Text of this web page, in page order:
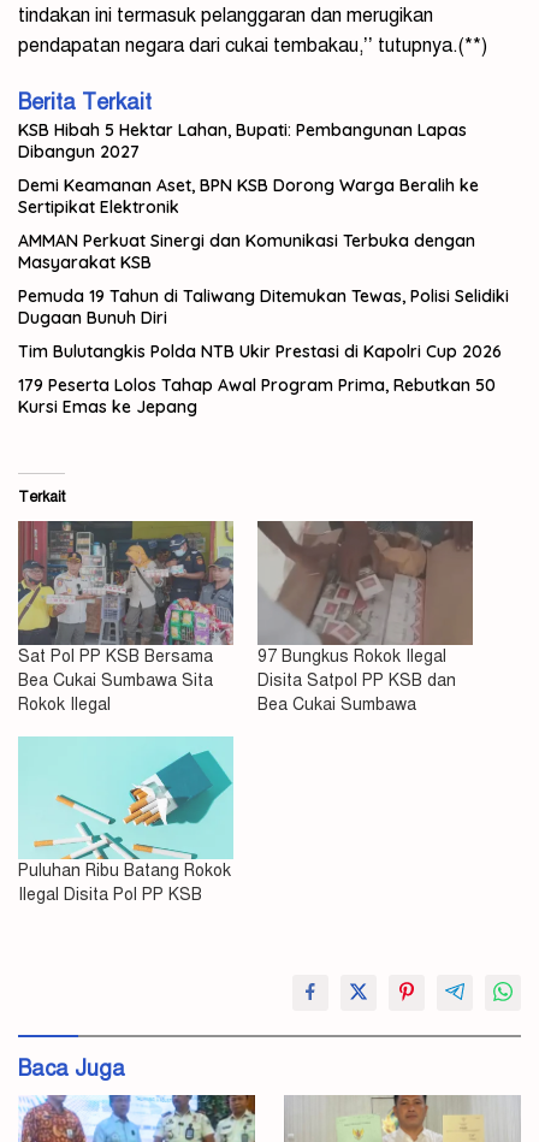
tindakan ini termasuk pelanggaran dan merugikan
pendapatan negara dari cukai tembakau,’’ tutupnya.(**)
Berita Terkait
KSB Hibah 5 Hektar Lahan, Bupati: Pembangunan Lapas
Dibangun 2027
Demi Keamanan Aset, BPN KSB Dorong Warga Beralih ke
Sertipikat Elektronik
AMMAN Perkuat Sinergi dan Komunikasi Terbuka dengan
Masyarakat KSB
Pemuda 19 Tahun di Taliwang Ditemukan Tewas, Polisi Selidiki
Dugaan Bunuh Diri
Tim Bulutangkis Polda NTB Ukir Prestasi di Kapolri Cup 2026
179 Peserta Lolos Tahap Awal Program Prima, Rebutkan 50
Kursi Emas ke Jepang
Terkait
Sat Pol PP KSB Bersama
Bea Cukai Sumbawa Sita
Rokok Ilegal
97 Bungkus Rokok Ilegal
Disita Satpol PP KSB dan
Bea Cukai Sumbawa
Puluhan Ribu Batang Rokok
Ilegal Disita Pol PP KSB
Baca Juga